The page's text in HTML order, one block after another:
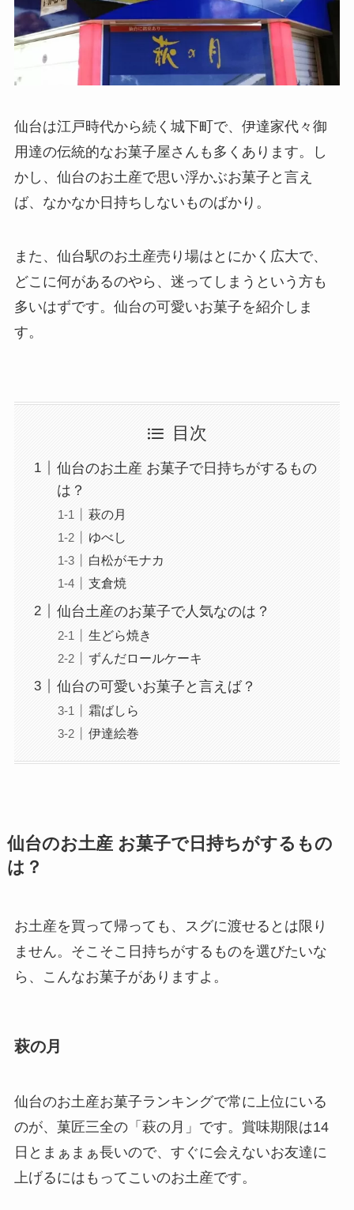
仙台は江戸時代から続く城下町で、伊達家代々御
用達の伝統的なお菓子屋さんも多くあります。し
かし、仙台のお土産で思い浮かぶお菓子と言え
ば、なかなか日持ちしないものばかり。
また、仙台駅のお土産売り場はとにかく広大で、
どこに何があるのやら、迷ってしまうという方も
多いはずです。仙台の可愛いお菓子を紹介しま
す。
目次
仙台のお土産 お菓子で日持ちがするもの
は？
萩の月
ゆべし
白松がモナカ
支倉焼
仙台土産のお菓子で人気なのは？
生どら焼き
ずんだロールケーキ
仙台の可愛いお菓子と言えば？
霜ばしら
伊達絵巻
仙台のお土産 お菓子で日持ちがするもの
は？
お土産を買って帰っても、スグに渡せるとは限り
ません。そこそこ日持ちがするものを選びたいな
ら、こんなお菓子がありますよ。
萩の月
仙台のお土産お菓子ランキングで常に上位にいる
のが、菓匠三全の「萩の月」です。賞味期限は14
日とまぁまぁ長いので、すぐに会えないお友達に
上げるにはもってこいのお土産です。